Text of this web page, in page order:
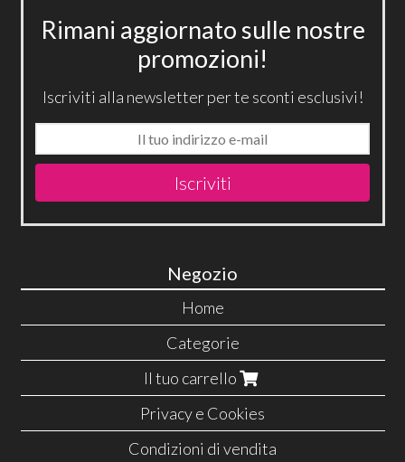
Rimani aggiornato sulle nostre
promozioni!
Iscriviti alla newsletter per te sconti esclusivi!
Iscriviti
Negozio
Home
Categorie
Il tuo carrello
Privacy e Cookies
Condizioni di vendita